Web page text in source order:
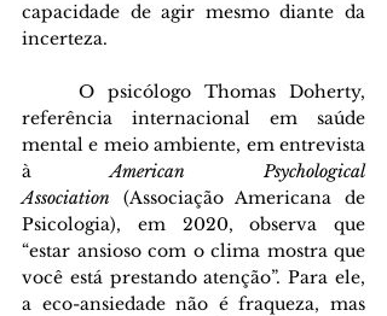
capacidade de agir mesmo diante da
incerteza.
referência internacional em saúde
mental e meio ambiente, em entrevista
à American Psychological
Association (Associação Americana de
Psicologia), em 2020, observa que
“estar ansioso com o clima mostra que
você está prestando atenção”. Para ele,
a eco-ansiedade não é fraqueza, mas